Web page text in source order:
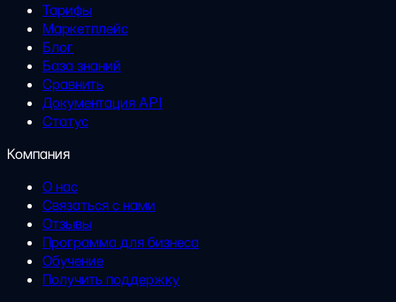
Тарифы
Маркетплейс
Блог
База знаний
Сравнить
Документация API
Статус
Компания
О нас
Связаться с нами
Отзывы
Программа для бизнеса
Обучение
Получить поддержку